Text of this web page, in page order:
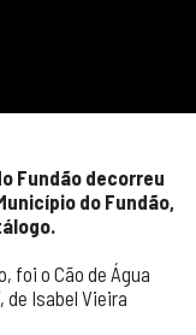
Fundão decorreu
do Fundão,
foi o Cão de Água
de Isabel Vieira